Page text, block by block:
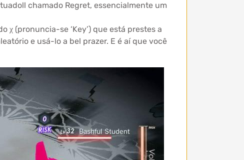
chamado Regret, essencialmente um
(pronuncia-se ‘Key’) que está prestes a
e usá-lo a bel prazer. E é aí que você